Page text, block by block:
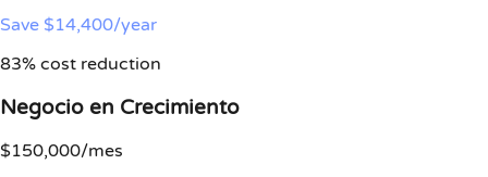
Save $14,400/year
83% cost reduction
Negocio en Crecimiento
$150,000/mes